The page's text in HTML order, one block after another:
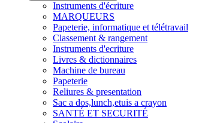
Instruments d'écriture
MARQUEURS
Papeterie, informatique et télétravail
Classement & rangement
Instruments d'ecriture
Livres & dictionnaires
Machine de bureau
Papeterie
Reliures & presentation
Sac a dos,lunch,etuis a crayon
SANTÉ ET SECURITÉ